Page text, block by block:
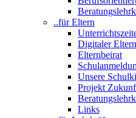
..für Eltern
Digitaler
Elternbeirat
Unsere
Projekt
Links